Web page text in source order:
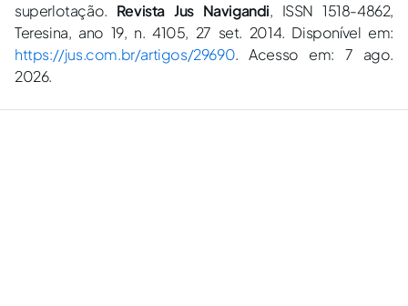
superlotação. Revista Jus Navigandi, ISSN 1518-4862,
Teresina, ano 19, n. 4105, 27 set. 2014. Disponível em:
https://jus.com.br/artigos/29690. Acesso em: 7 ago.
2026.